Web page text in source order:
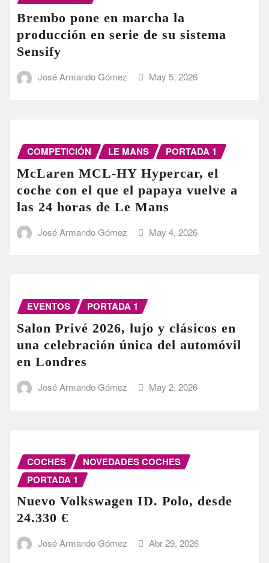
Brembo pone en marcha la
producción en serie de su sistema
Sensify
José Armando Gómez May 5, 2026
COMPETICIÓN LE MANS PORTADA 1
McLaren MCL-HY Hypercar, el
coche con el que el papaya vuelve a
las 24 horas de Le Mans
José Armando Gómez May 4, 2026
EVENTOS PORTADA 1
Salon Privé 2026, lujo y clásicos en
una celebración única del automóvil
en Londres
José Armando Gómez May 2, 2026
COCHES
NOVEDADES COCHES
PORTADA 1
Nuevo Volkswagen ID. Polo, desde
24.330 €
José Armando Gómez Abr 29, 2026